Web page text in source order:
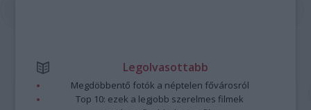
Legolvasottabb
Megdöbbentő fotók a néptelen fővárosról
Top 10: ezek a legjobb szerelmes filmek